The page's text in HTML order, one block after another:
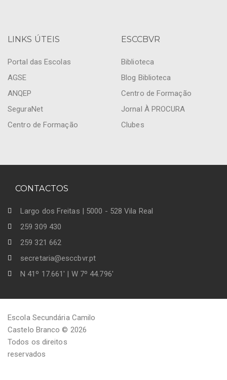
LINKS ÚTEIS
Portal das Escolas
AGSE
ANQEP
SeguraNet
Centro de Formação
ESCCBVR
Biblioteca
Blog Biblioteca
Centro de Formação
Jornal À PROCURA
Clubes
CONTACTOS
Largo dos Freitas | 5000 - 528 Vila Real
259 309 430
259 321 662
secretaria@esccbvr.pt
N 41º 17.661' | W 7º 44.796'
Escola Secundária Camilo
Castelo Branco © 2026
Todos os direitos
reservados